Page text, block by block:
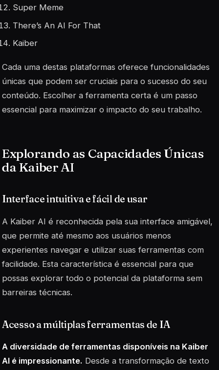
Super Meme
There’s An AI For That
Kaiber
Cada uma destas plataformas oferece funcionalidades
únicas que podem ser cruciais para o sucesso do seu
conteúdo. Escolher a ferramenta certa é um passo
essencial para maximizar o impacto do seu trabalho.
Explorando as Capacidades Únicas
da Kaiber AI
Interface intuitiva e fácil de usar
A Kaiber AI é reconhecida pela sua interface amigável,
que permite até mesmo aos usuários menos
experientes navegar e utilizar suas ferramentas com
facilidade. Esta característica é essencial para que
possas explorar todo o potencial da plataforma sem
barreiras técnicas.
Acesso a múltiplas ferramentas de IA
A diversidade de ferramentas disponíveis na Kaiber
AI é impressionante. Desde a transformação de texto